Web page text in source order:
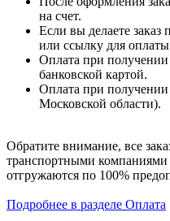
на счет.
Если вы делаете
или ссылку для
Оплата при
банковской картой.
Оплата при
Московской области).
Обратите внимание, все
транспортными
отгружаются по 100%
Подробнее в разделе Оплата